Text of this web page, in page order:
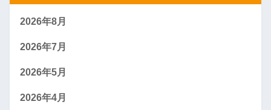
2026年8月
2026年7月
2026年5月
2026年4月